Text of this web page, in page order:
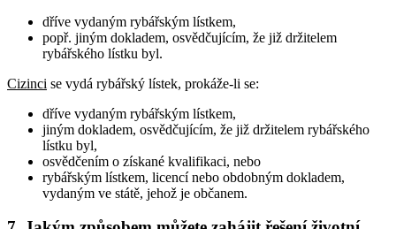
dříve vydaným rybářským lístkem,
popř. jiným dokladem, osvědčujícím, že již držitelem
rybářského lístku byl.
Cizinci se vydá rybářský lístek, prokáže-li se:
dříve vydaným rybářským lístkem,
jiným dokladem, osvědčujícím, že již držitelem rybářského
lístku byl,
osvědčením o získané kvalifikaci, nebo
rybářským lístkem, licencí nebo obdobným dokladem,
vydaným ve státě, jehož je občanem.